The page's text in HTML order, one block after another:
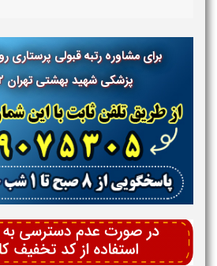
برای مشاوره رتبه قبولی پرستاری
پزشکی شهید بهشتی تهران ۱۴۰۲ - ۱۴۰۳